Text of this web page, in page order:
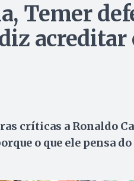
Temer
acreditar
críticas a Ronaldo
o que ele pensa